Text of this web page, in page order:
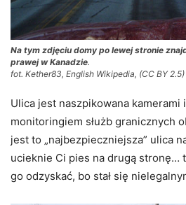
Na tym zdjęciu domy po lewej stronie
prawej w Kanadzie.
fot. Kether83, English Wikipedia, (CC BY 2.5)
Ulica jest naszpikowana kamerami
monitoringiem służb granicznych
jest to „najbezpieczniejsza” ulica
ucieknie Ci pies na drugą stronę…
go odzyskać, bo stał się